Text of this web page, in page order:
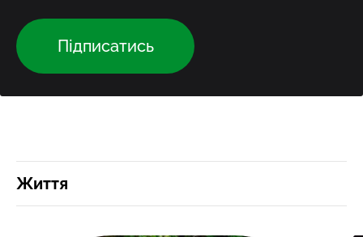
Підписатись
Життя